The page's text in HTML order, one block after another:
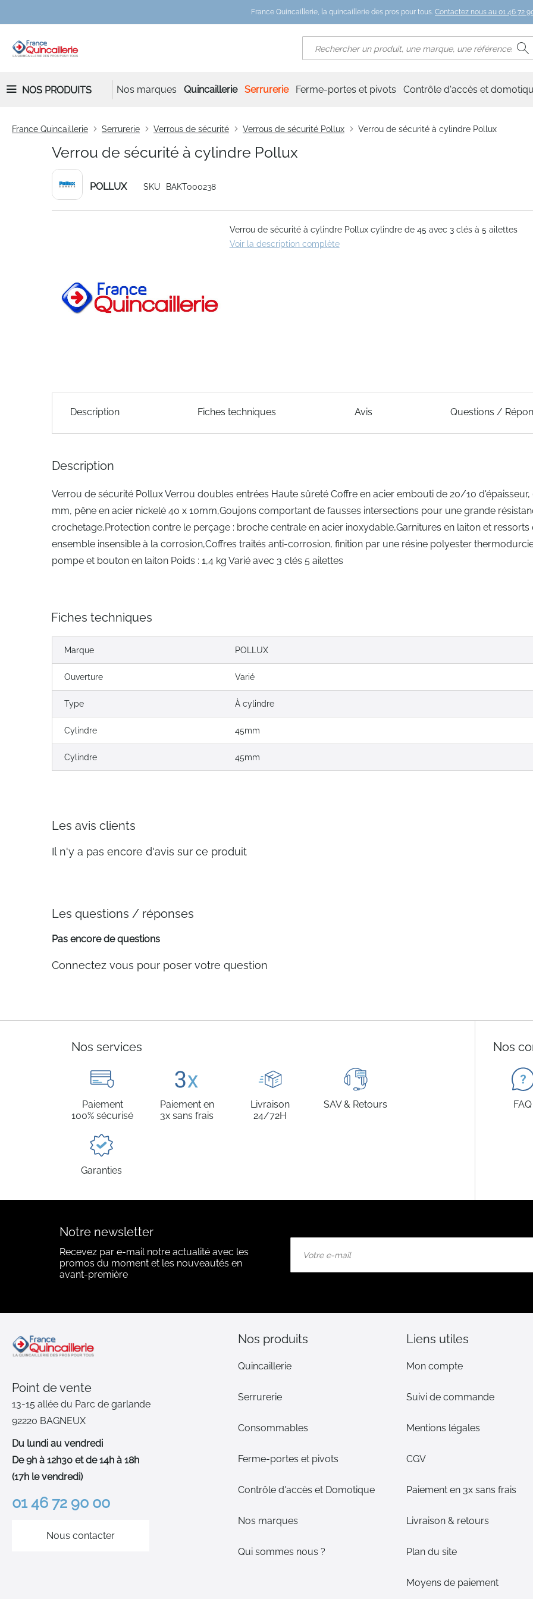
France Quincaillerie, la quincaillerie des pros pour tous. Contactez nous au 01 46 72
NOS PRODUITS Nos marques Quincaillerie Serrurerie Ferme-portes et pivots Contrôle d'accès et
France Quincaillerie Serrurerie Verrous de sécurité Verrous de sécurité Pollux Verrou de sécurité à cylindre Pollux
Verrou de sécurité à cylindre Pollux
POLLUX SKU BAKT000238
the
images
gallery
the
images
Verrou de sécurité à cylindre Pollux cylindre de 45 avec 3 clés à 5 ailettes
Voir la description complète
Description Fiches techniques Avis Questions /
Description
Verrou de sécurité Pollux Verrou doubles entrées Haute sûreté Coffre en acier embouti de 20/10 d'épaisseur,
mm, pêne en acier nickelé 40 x 10mm,Goujons comportant de fausses intersections pour une grande
crochetage,Protection contre le perçage : broche centrale en acier inoxydable,Garnitures en laiton et ressorts
ensemble insensible à la corrosion,Coffres traités anti-corrosion, finition par une résine polyester
pompe et bouton en laiton Poids : 1,4 kg Varié avec 3 clés 5 ailettes
Fiches techniques
Marque POLLUX
Ouverture Varié
Type À cylindre
Cylindre 45mm
Cylindre 45mm
Les avis clients
Il n'y a pas encore d'avis sur ce produit
Les questions / réponses
Pas encore de questions
Connectez vous pour poser votre question
Nos services
Paiement
100% sécurisé
Paiement en
3x sans frais
Livraison
24/72H
SAV & Retours
Garanties
Nos
FAQ
Notre newsletter
Recevez par e-mail notre actualité avec les
promos du moment et les nouveautés en
avant-première
notre
:
Point de vente
13-15 allée du Parc de garlande
92220 BAGNEUX
Du lundi au vendredi
De 9h à 12h30 et de 14h à 18h
(17h le vendredi)
01 46 72 90 00
Nous contacter
Nos produits
Quincaillerie
Serrurerie
Consommables
Ferme-portes et pivots
Contrôle d'accès et Domotique
Nos marques
Qui sommes nous ?
Liens utiles
Mon compte
Suivi de commande
Mentions légales
CGV
Paiement en 3x sans frais
Livraison & retours
Plan du site
Moyens de paiement